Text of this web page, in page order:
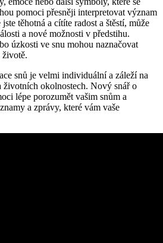
pomoci přesněji interpretovat význam
těhotná a cítíte radost a štěstí, může
a nové možnosti v předstihu.
úzkosti ve snu mohou naznačovat
životě.
snů je velmi individuální a záleží na
životních okolnostech. Nový snář o
lépe porozumět vašim snům a
a zprávy, které vám vaše